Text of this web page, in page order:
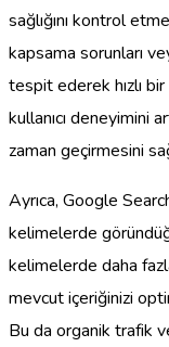
sağlığını kontrol
kapsama sorunları
tespit ederek hızlı
kullanıcı deneyimini
zaman geçirmesini
Ayrıca, Google
kelimelerde
kelimelerde daha
mevcut içeriğinizi
Bu da organik trafik